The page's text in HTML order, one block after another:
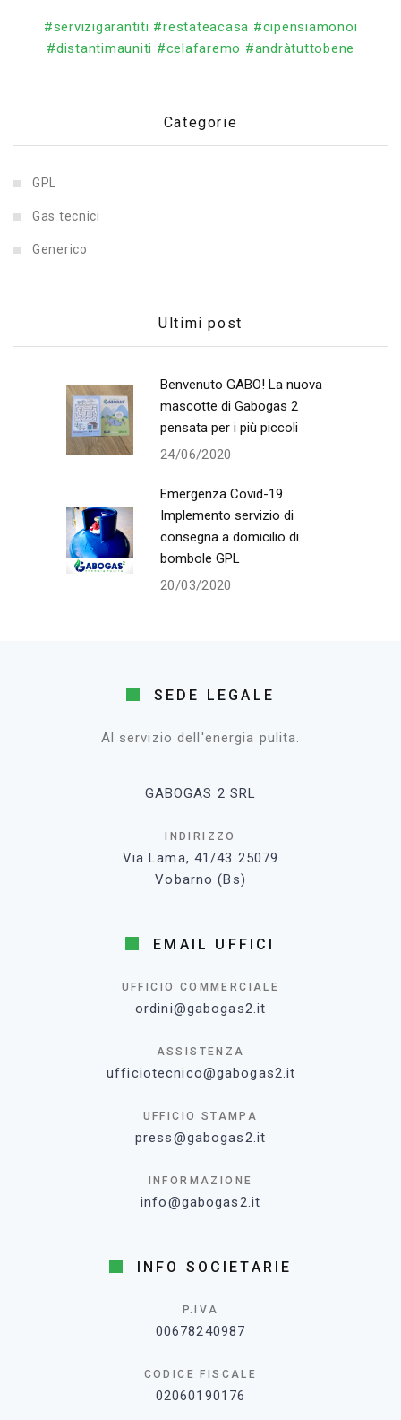
#servizigarantiti #restateacasa #cipensiamonoi
#distantimauniti #celafaremo #andràtuttobene
Categorie
GPL
Gas tecnici
Generico
Ultimi post
Benvenuto GABO! La nuova
mascotte di Gabogas 2
pensata per i più piccoli
24/06/2020
Emergenza Covid-19.
Implemento servizio di
consegna a domicilio di
bombole GPL
20/03/2020
SEDE LEGALE
Al servizio dell'energia pulita.
GABOGAS 2 SRL
INDIRIZZO
Via Lama, 41/43 25079
Vobarno (Bs)
EMAIL UFFICI
UFFICIO COMMERCIALE
ordini@gabogas2.it
ASSISTENZA
ufficiotecnico@gabogas2.it
UFFICIO STAMPA
press@gabogas2.it
INFORMAZIONE
info@gabogas2.it
INFO SOCIETARIE
P.IVA
00678240987
CODICE FISCALE
02060190176